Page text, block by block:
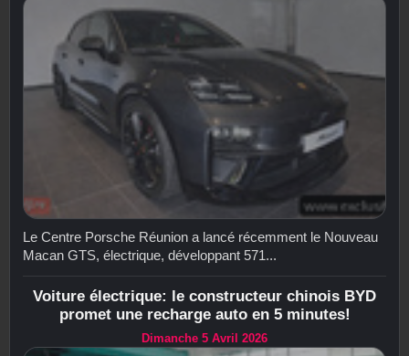
Le Centre Porsche Réunion a lancé récemment le Nouveau
Macan GTS, électrique, développant 571...
Voiture électrique: le constructeur chinois BYD
promet une recharge auto en 5 minutes!
Dimanche 5 Avril 2026